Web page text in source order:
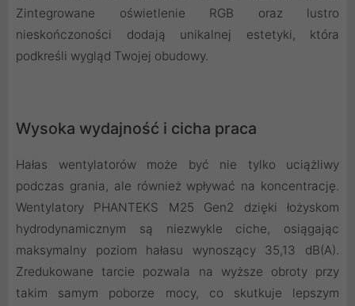
Zintegrowane oświetlenie RGB oraz lustro
nieskończoności dodają unikalnej estetyki, która
podkreśli wygląd Twojej obudowy.
Wysoka wydajność i cicha praca
Hałas wentylatorów może być nie tylko uciążliwy
podczas grania, ale również wpływać na koncentrację.
Wentylatory PHANTEKS M25 Gen2 dzięki łożyskom
hydrodynamicznym są niezwykle ciche, osiągając
maksymalny poziom hałasu wynoszący 35,13 dB(A).
Zredukowane tarcie pozwala na wyższe obroty przy
takim samym poborze mocy, co skutkuje lepszym